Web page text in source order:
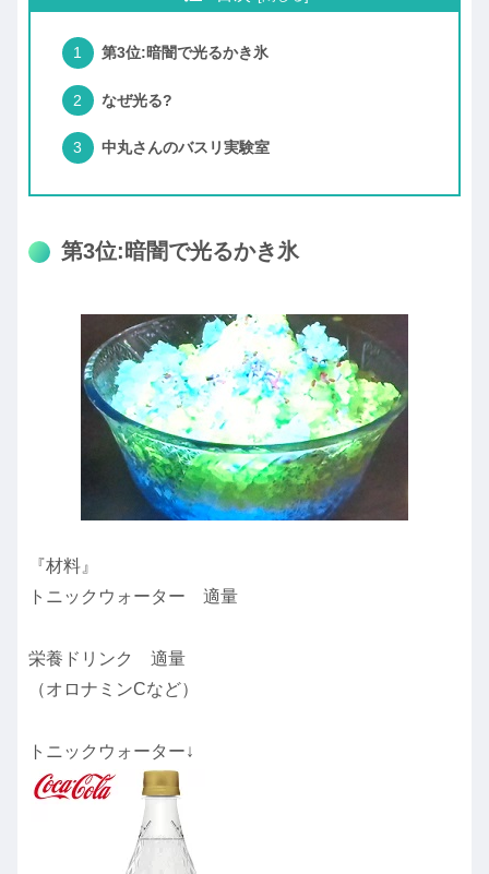
第3位:暗闇で光るかき氷
なぜ光る?
中丸さんのバスリ実験室
第3位:暗闇で光るかき氷
『材料』
トニックウォーター 適量
栄養ドリンク 適量
（オロナミンCなど）
トニックウォーター↓